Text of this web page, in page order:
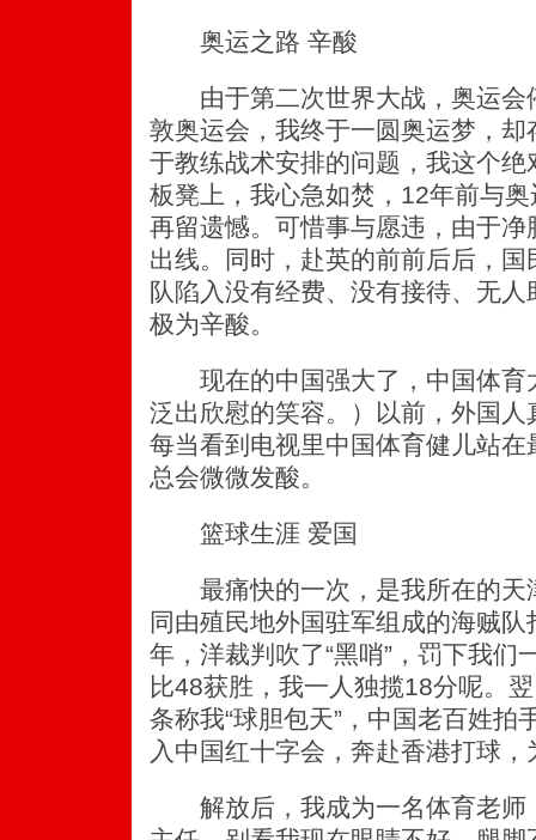
奥运之路 辛酸
由于第二次世界大战，奥运会
敦奥运会，我终于一圆奥运梦，
于教练战术安排的问题，我这个
板凳上，我心急如焚，12年前与
再留遗憾。可惜事与愿违，由于
出线。同时，赴英的前前后后，
队陷入没有经费、没有接待、无
极为辛酸。
现在的中国强大了，中国体育
泛出欣慰的笑容。）以前，外国
每当看到电视里中国体育健儿站
总会微微发酸。
篮球生涯 爱国
最痛快的一次，是我所在的天
同由殖民地外国驻军组成的海贼
年，洋裁判吹了“黑哨”，罚下我们
比48获胜，我一人独揽18分呢。
条称我“球胆包天”，中国老百姓拍
入中国红十字会，奔赴香港打球
解放后，我成为一名体育老师